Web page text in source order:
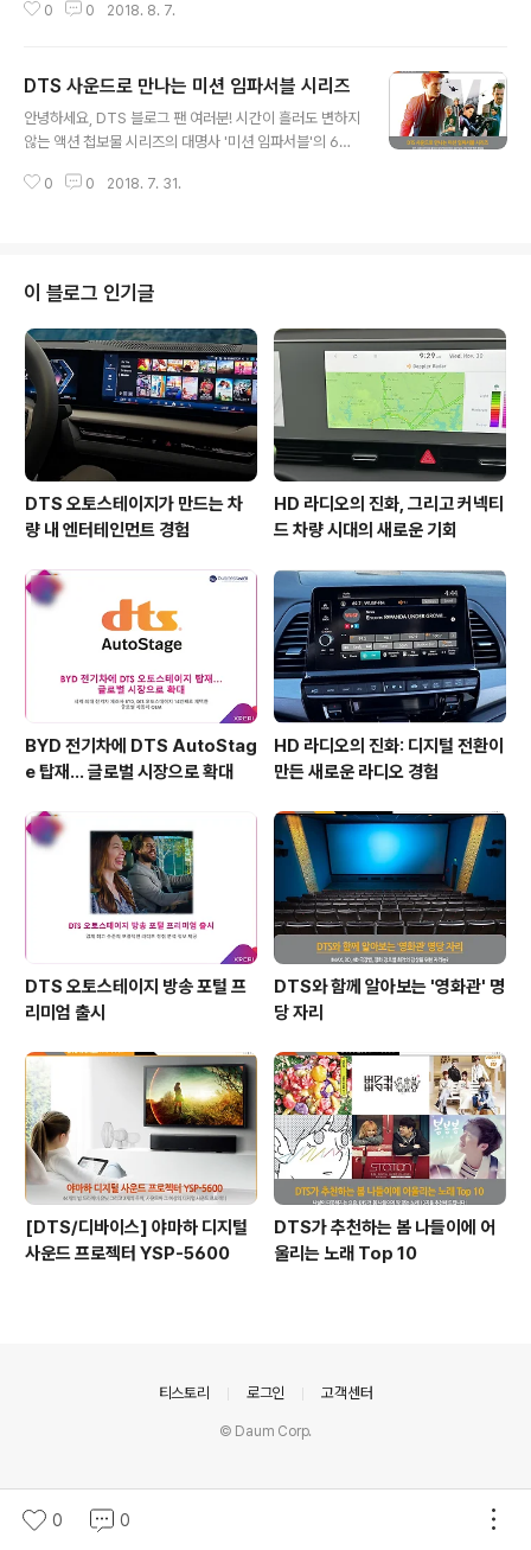
낄 수 있게 해주는 '자율감각 쾌락반응 (Autonomous S
습니다. 과도한 스트레스에 노출된 현대인들이 피로를 풀
며 힐링을 느낄 수 있는 공간을 찾는 '케렌시아'와 더불어
'소리'의 영역까지도 심리적 안정을 찾는 콘텐츠로 바뀌어
을 수 있는 소리부터 뚜껑을 여는 소리, 로션을 바르는 소
0 0 2018. 8. 7.
DTS 사운드로 만나는 미션 임파서블 시리즈
안녕하세요, DTS 블로그 팬 여러분! 시간이 흘러도 변하지
않는 액션 첩보물 시리즈의 대명사 '미션 임파서블'의 6번
히 액션의 귀재 톰 크루즈와 사이먼 페그가 내한하여 국내
감나는 액션을 즐길 수 있는데요. 새로운 편을 보기 전에 이
전 시리즈를 블루레이 타이틀로 즐겨보세요. [미션 임파서
블: 폴아웃 스틸컷 / 이미지 출처: 네이버 영화] 대한민국에
서 전 세계 최초 개봉한 미션 임파서블: 폴아웃은 최고의 스
파이 요원 에단 헌트와 IMF팀이 전작에서 만든 상황을 끝
내기 위해 피할 수..
0 0 2018. 7. 31.
이 블로그 인기글
DTS 오토스테이지가 만드는 차
량 내 엔터테인먼트 경험
HD 라디오의 진화, 그리고 커넥티
드 차량 시대의 새로운 기회
BYD 전기차에 DTS AutoStag
e 탑재… 글로벌 시장으로 확대
HD 라디오의 진화: 디지털 전환이
만든 새로운 라디오 경험
DTS 오토스테이지 방송 포털 프
리미엄 출시
DTS와 함께 알아보는 '영화관' 명
당 자리
[DTS/디바이스] 야마하 디지털
사운드 프로젝터 YSP-5600
DTS가 추천하는 봄 나들이에 어
울리는 노래 Top 10
0 0
티스토리 로그인 고객센터
© Daum Corp.